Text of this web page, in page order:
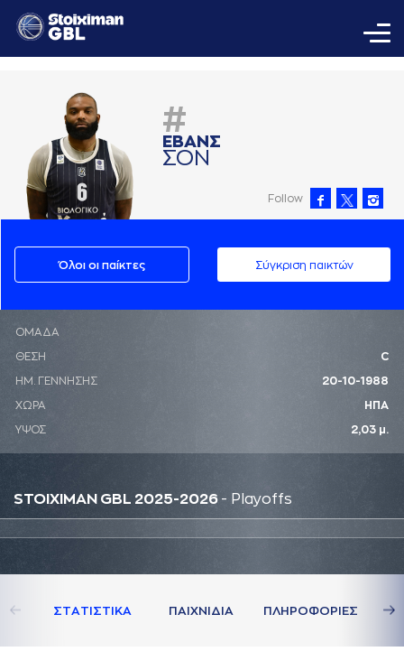
#
ΕΒAΝΣ
ΣΟΝ
Follow
Όλοι οι παίκτες Σύγκριση παικτών
ΟΜΑΔΑ
ΘΕΣΗ C
ΗΜ. ΓΕΝΝΗΣΗΣ 20-10-1988
ΧΩΡΑ ΗΠΑ
ΥΨΟΣ 2,03 μ.
STOIXIMAN GBL 2025-2026 - Playoffs
ΣΤAΤΙΣΤΙΚA ΠAΙΧΝΙΔΙA ΠΛΗΡΟΦΟΡΙΕΣ